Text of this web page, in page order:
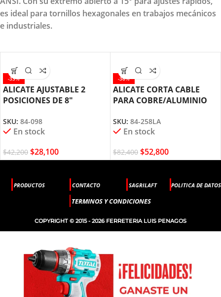
es ideal para tornillos hexagonales en trabajos mecánicos
e industriales.
-33%
ALICATE AJUSTABLE 2
POSICIONES DE 8″
SKU: 84-098
En stock
$42,200 $28,100
-36%
ALICATE CORTA CABLE
PARA COBRE/ALUMINIO
SKU: 84-258LA
En stock
$82,400 $52,800
PRODUCTOS CONTACTO SAGRILAFT POLITICA DE DATOS
TERMINOS Y CONDICIONES
COPYRIGHT © 2015 - 2026 FERRETERIA LUIS PENAGOS